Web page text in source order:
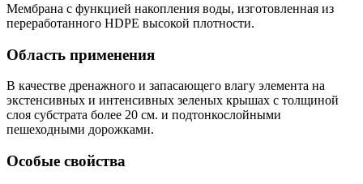
Мембрана с функцией накопления воды, изготовленная из
переработанного HDPE высокой плотности.
Область применения
В качестве дренажного и запасающего влагу элемента на
экстенсивных и интенсивных зеленых крышах с толщиной
слоя субстрата более 20 см. и подтонкослойными
пешеходными дорожками.
Особые свойства